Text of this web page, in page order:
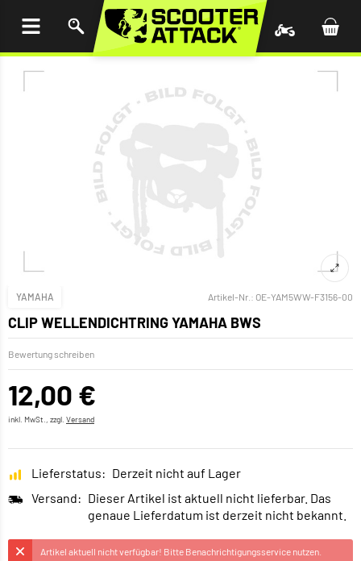
YAMAHA Artikel-Nr.: OE-YAM5WW-F3156-00
CLIP WELLENDICHTRING YAMAHA BWS
Bewertung schreiben
12,00 €
inkl. MwSt., zzgl. Versand
Lieferstatus: Derzeit nicht auf Lager
Versand: Dieser Artikel ist aktuell nicht lieferbar. Das
genaue Lieferdatum ist derzeit nicht bekannt.
Artikel aktuell nicht verfügbar! Bitte Benachrichtigungsservice nutzen.